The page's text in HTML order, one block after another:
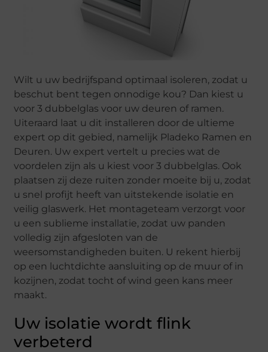
Wilt u uw bedrijfspand optimaal isoleren, zodat u
beschut bent tegen onnodige kou? Dan kiest u
voor 3 dubbelglas voor uw deuren of ramen.
Uiteraard laat u dit installeren door de ultieme
expert op dit gebied, namelijk Pladeko Ramen en
Deuren. Uw expert vertelt u precies wat de
voordelen zijn als u kiest voor 3 dubbelglas. Ook
plaatsen zij deze ruiten zonder moeite bij u, zodat
u snel profijt heeft van uitstekende isolatie en
veilig glaswerk. Het montageteam verzorgt voor
u een sublieme installatie, zodat uw panden
volledig zijn afgesloten van de
weersomstandigheden buiten. U rekent hierbij
op een luchtdichte aansluiting op de muur of in
kozijnen, zodat tocht of wind geen kans meer
maakt.
Uw isolatie wordt flink
verbeterd